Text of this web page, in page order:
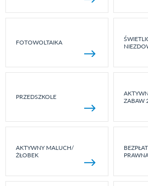
FOTOWOLTAIKA
PRZEDSZKOLE
ZABAW
AKTYWNY MALUCH/
ŻŁOBEK